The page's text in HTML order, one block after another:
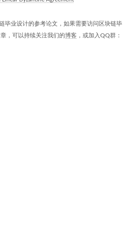
毕业设计的参考论文，如果需要访问区块链毕
，可以持续关注我们的博客 ，或加入QQ群：